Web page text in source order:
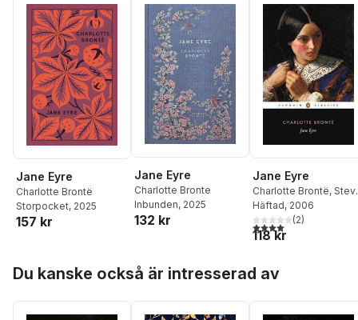
Jane Eyre
Charlotte Brontë
Storpocket, 2025
157 kr
Jane Eyre
Charlotte Bronte
Inbunden, 2025
132 kr
Jane Eyre
Charlotte Brontë,
Davies
Häftad, 2006
4,0utav 5 stjärnor.
(2)
118 kr
Du kanske också är intresserad av